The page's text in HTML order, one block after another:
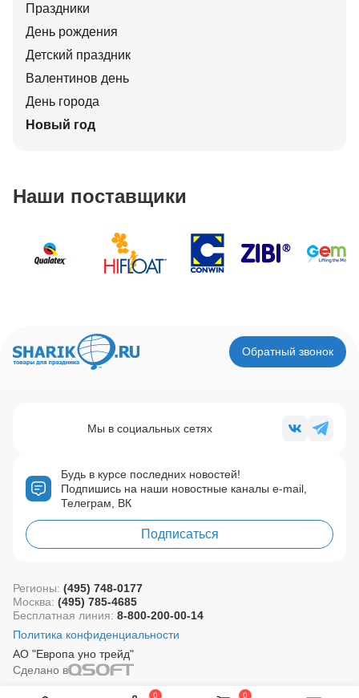
0 0
Праздники
День рождения
Детский праздник
Валентинов день
День города
Новый год
Наши поставщики
Обратный звонок
Будь в курсе последних новостей!
Подпишись на наши новостные каналы e-mail,
Телеграм, ВК
Подписаться
Мы в социальных сетях
АО "Европа уно трейд"
Регионы: (495) 748-0177
Москва: (495) 785-4685
Бесплатная линия: 8-800-200-00-14
Политика конфиденциальности
Сделано в